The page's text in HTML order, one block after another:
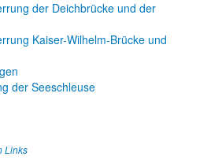
der Deichbrücke und der
Kaiser-Wilhelm-Brücke und
der Seeschleuse
Links